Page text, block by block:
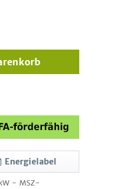
Energielabel
- MSZ-